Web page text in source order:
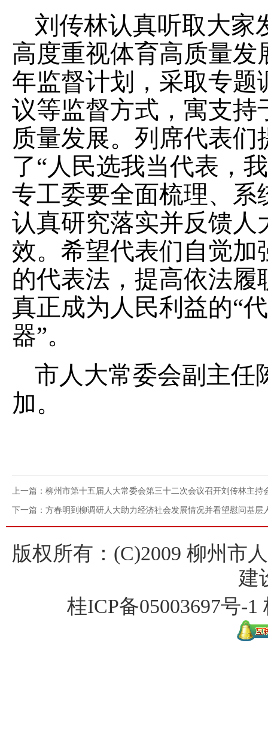
刘传林认真听取大家
高度重视体育高质量
年监督计划，采取专
议等监督方式，寓支
质量发展。列席代表
了“人民选我当代表，
专工委要全面梳理、
认真研究落实并反馈
效。希望代表们自觉
的代表法，提高依法
真正成为人民利益的“
器”。
市人大常委会副主任
加。
上一篇：柳州市第十五届人大常委会第三十二次会议召开刘传林主持
下一篇：方春明到柳调研人大助力经济社会发展情况并看望慰问基层
版权所有：(C)2009 柳州市
建
桂ICP备05003697号-1